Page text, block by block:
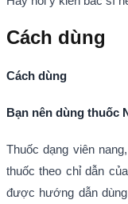
Cách dùng
Cách dùng
Bạn nên dùng thuốc
Thuốc dạng viên
thuốc theo chỉ dẫn
được hướng dẫn